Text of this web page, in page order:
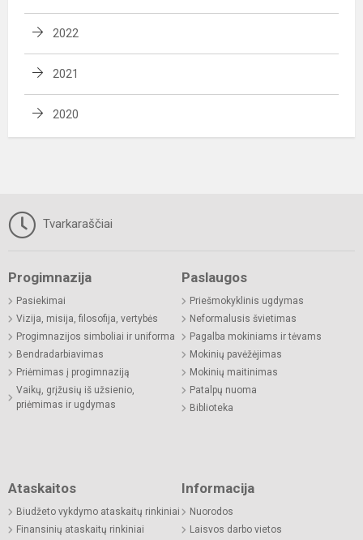
2022
2021
2020
Tvarkaraščiai
Progimnazija
Pasiekimai
Vizija, misija, filosofija, vertybės
Progimnazijos simboliai ir uniforma
Bendradarbiavimas
Priėmimas į progimnaziją
Vaikų, grįžusių iš užsienio,
priėmimas ir ugdymas
Paslaugos
Priešmokyklinis ugdymas
Neformalusis švietimas
Pagalba mokiniams ir tėvams
Mokinių pavėžėjimas
Mokinių maitinimas
Patalpų nuoma
Biblioteka
Ataskaitos
Biudžeto vykdymo ataskaitų rinkiniai
Finansinių ataskaitų rinkiniai
Informacija
Nuorodos
Laisvos darbo vietos